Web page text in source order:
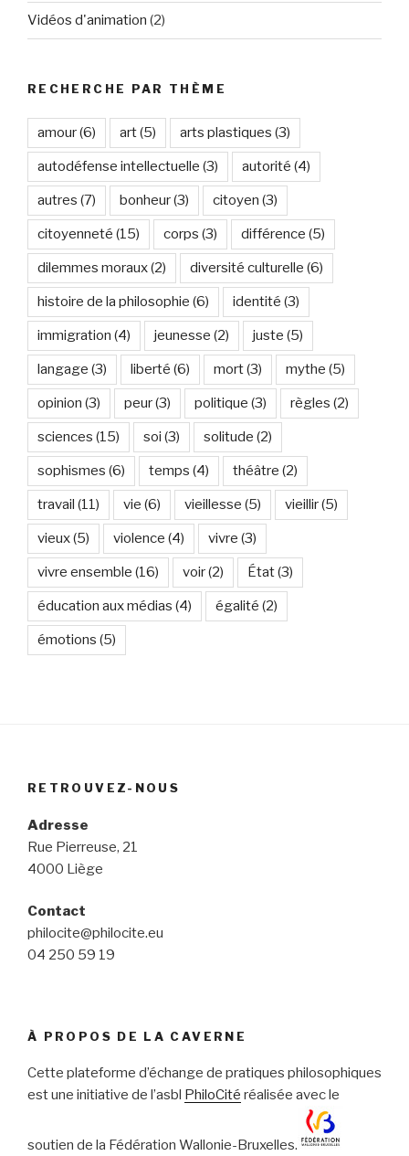
Vidéos d'animation (2)
RECHERCHE PAR THÈME
amour(6) art(5) arts plastiques (3)
autodéfense intellectuelle (3) autorité (4)
autres (7) bonheur(3) citoyen (3)
citoyenneté (15) corps (3) différence (5)
dilemmes moraux(2) diversité culturelle (6)
histoire de la philosophie (6) identité (3)
immigration (4) jeunesse (2) juste (5)
langage (3) liberté (6) mort(3) mythe (5)
opinion (3) peur(3) politique (3) règles (2)
sciences (15) soi (3) solitude (2)
sophismes (6) temps (4) théâtre (2)
travail (11) vie (6) vieillesse (5) vieillir(5)
vieux(5) violence (4) vivre (3)
vivre ensemble (16) voir(2) État(3)
éducation aux médias (4) égalité (2)
émotions (5)
RETROUVEZ-NOUS
Adresse
Rue Pierreuse, 21
4000 Liège
Contact
philocite@philocite.eu
04 250 59 19
À PROPOS DE LA CAVERNE
Cette plateforme d’échange de pratiques philosophiques
est une initiative de l’asbl PhiloCité réalisée avec le
soutien de la Fédération Wallonie-Bruxelles.